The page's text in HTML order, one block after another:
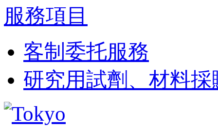
服務項目
客制委托服務
研究用試劑、材料採